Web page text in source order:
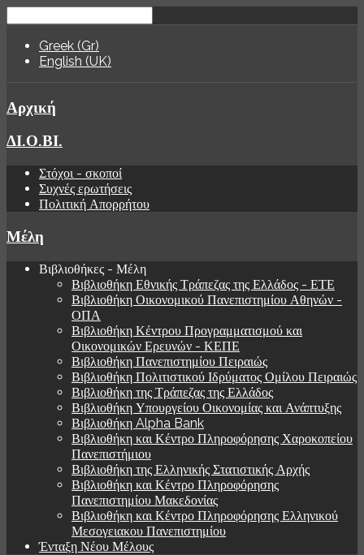
Greek (Gr)
English (UK)
Αρχική
ΔΙ.Ο.ΒΙ.
Στόχοι - σκοποί
Συχνές ερωτήσεις
Πολιτική Απορρήτου
Μέλη
Βιβλιοθήκες - Μέλη
Βιβλιοθήκη Εθνικής Τράπεζας της Ελλάδος - ΕΤΕ
Βιβλιοθήκη Οικονομικού Πανεπιστημίου Αθηνών -
ΟΠΑ
Βιβλιοθήκη Κέντρου Προγραμματισμού και
Οικονομικών Ερευνών - ΚΕΠΕ
Βιβλιοθήκη Πανεπιστημίου Πειραιώς
Βιβλιοθήκη Πολιτιστικού Ιδρύματος Ομίλου Πειραιώς
Βιβλιοθήκη της Τράπεζας της Ελλάδος
Βιβλιοθήκη Υπουργείου Οικονομίας και Ανάπτυξης
Βιβλιοθήκη Alpha Bank
Βιβλιοθήκη και Κέντρο Πληροφόρησης Χαροκοπείου
Πανεπιστήμιου
Βιβλιοθήκη της Ελληνικής Στατιστικής Αρχής
Βιβλιοθήκη και Κέντρο Πληροφόρησης
Πανεπιστημίου Μακεδονίας
Βιβλιοθήκη και Κέντρο Πληροφόρησης Ελληνικού
Μεσογειακου Πανεπιστημίου
Ένταξη Νέου Μέλους